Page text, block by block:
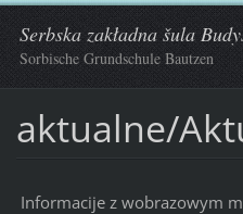
Serbska zakładna šula
Sorbische Grundschule Bautzen
aktualne/
Informacije z wobrazowym